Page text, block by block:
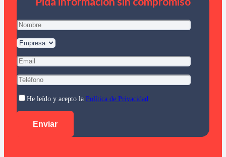
He leído y acepto la Política de Privacidad